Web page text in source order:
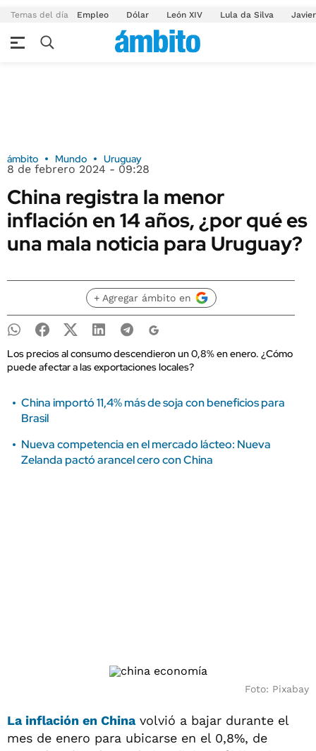
Temas del día Empleo Dólar León XIV Lula da Silva
ámbito Mundo Uruguay
8 de febrero 2024 - 09:28
China registra la menor
inflación en 14 años, ¿por qué es
una mala noticia para Uruguay?
+ Agregar ámbito en
Los precios al consumo descendieron un 0,8% en enero. ¿Cómo
puede afectar a las exportaciones locales?
China importó 11,4% más de soja con beneficios para
Brasil
Nueva competencia en el mercado lácteo: Nueva
Zelanda pactó arancel cero con China
Foto: Pixabay
Lainflación en Chinavolvió a bajar durante el
mes de enero para ubicarse en el 0,8%, de